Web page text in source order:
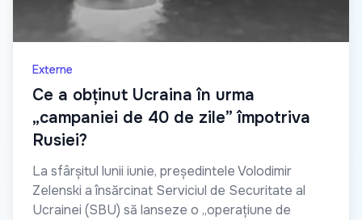
Externe
Ce a obținut Ucraina în urma
„campaniei de 40 de zile” împotriva
Rusiei?
La sfârșitul lunii iunie, președintele Volodimir
Zelenski a însărcinat Serviciul de Securitate al
Ucrainei (SBU) să lanseze o „operațiune de